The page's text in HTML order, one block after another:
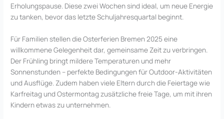
Erholungspause. Diese zwei Wochen sind ideal, um neue Energie
zu tanken, bevor das letzte Schuljahresquartal beginnt.
Für Familien stellen die Osterferien Bremen 2025 eine
willkommene Gelegenheit dar, gemeinsame Zeit zu verbringen.
Der Frühling bringt mildere Temperaturen und mehr
Sonnenstunden – perfekte Bedingungen für Outdoor-Aktivitäten
und Ausflüge. Zudem haben viele Eltern durch die Feiertage wie
Karfreitag und Ostermontag zusätzliche freie Tage, um mit ihren
Kindern etwas zu unternehmen.